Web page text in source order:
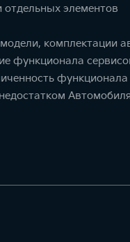
элементов
комплектации
функционала